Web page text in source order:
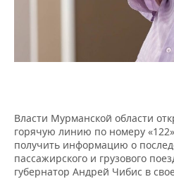
ТРАНСПОРТ
IT
ТЕЛЕКОММУНИКАЦИИ
НОВОСТИ МЕРОПРИЯТИЙ
БИЗНЕС-БРАНЧИ
ONLINE-КОНФЕРЕНЦИИ
СПОРТ
ФУТБОЛ
ХОККЕЙ
НОВОСТИ ОБЩЕСТВА
ВЛАСТЬ
ФОТОГАЛЕРЕЯ
СЮЖЕТЫ
Власти Мурманской области
горячую линию по номеру
получить информацию о
пассажирского и грузового
губернатор Андрей Чибис в